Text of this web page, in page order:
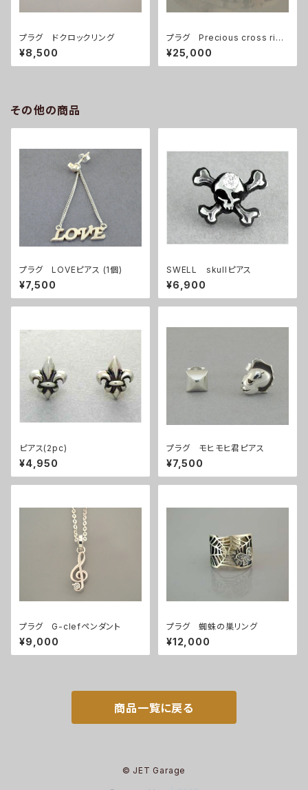
プラグ ドクロックリング
¥8,500
プラグ Precious cross ring
(S
¥25,000
その他の商品
プラグ LOVEピアス (1個)
¥7,500
SWELL skullピアス
¥6,900
ピアス(2pc)
¥4,950
プラグ モヒモヒ君ピアス
¥7,500
プラグ G-clefペンダント
¥9,000
プラグ 蜘蛛の巣リング
¥12,000
商品一覧に戻る
© JET Garage